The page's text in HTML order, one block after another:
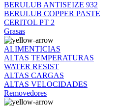
BERULUB ANTISEIZE 932
BERULUB COPPER PASTE
CERITOL PT 2
Grasas
ALIMENTICIAS
ALTAS TEMPERATURAS
WATER RESIST
ALTAS CARGAS
ALTAS VELOCIDADES
Removedores